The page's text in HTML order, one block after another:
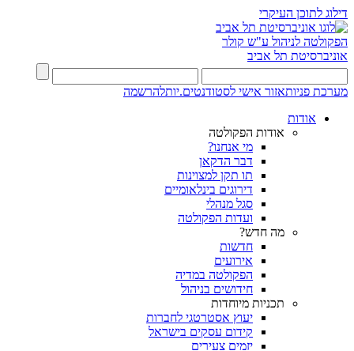
דילוג לתוכן העיקרי
הפקולטה לניהול ע"ש קולר
אוניברסיטת תל אביב
מערכת פניותאזור אישי לסטודנטים.יותלהרשמה
אודות
אודות הפקולטה
מי אנחנו?
דבר הדקאן
תו תקן למצוינות
דירוגים בינלאומיים
סגל מנהלי
ועדות הפקולטה
מה חדש?
חדשות
אירועים
הפקולטה במדיה
חידושים בניהול
תכניות מיוחדות
יעוץ אסטרטגי לחברות
קידום עסקים בישראל
יזמים צעירים